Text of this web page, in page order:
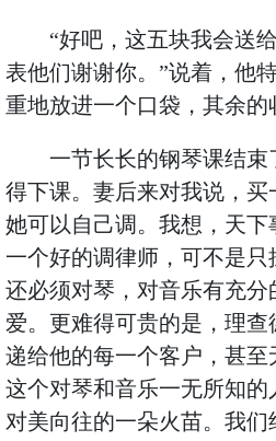
“好吧，这五块我会送
表他们谢谢你。”说着，他
重地放进一个口袋，其余的
一节长长的钢琴课结
得下课。妻后来对我说，买
她可以自己调。我想，天下
一个好的调律师，可不是只
还必须对琴，对音乐有充分
爱。更难得可贵的是，理
递给他的每一个客户，甚
这个对琴和音乐一无所知的
对美向往的一朵火苗。我